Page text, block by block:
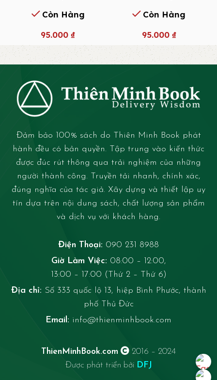
Còn Hàng
95.000 ₫
Còn Hàng
95.000 ₫
Đảm bảo 100% sách do Thiên Minh Book phát
hành đều có bản quyền. Tập trung vào kiến thức
được đúc rút thông qua trải nghiệm của những
người thành công. Truyền tải nhanh, chính xác,
đúng nghĩa của tác giả. Xây dựng và thiết lập uy
tín dựa trên nội dung sách, chất lượng sản phẩm
và dịch vụ với khách hàng.
Điện Thoại: 090 231 8988
Giờ Làm Việc: 08:00 – 12:00,
13:00 – 17:00 (Thứ 2 – Thứ 6)
Địa chỉ: Số 333 quốc lộ 13, hiệp Bình Phước, thành
phố Thủ Đức
Email: info@thienminhbook.com
ThienMinhBook.com
2016 – 2024
Được phát triển bởi DFJ